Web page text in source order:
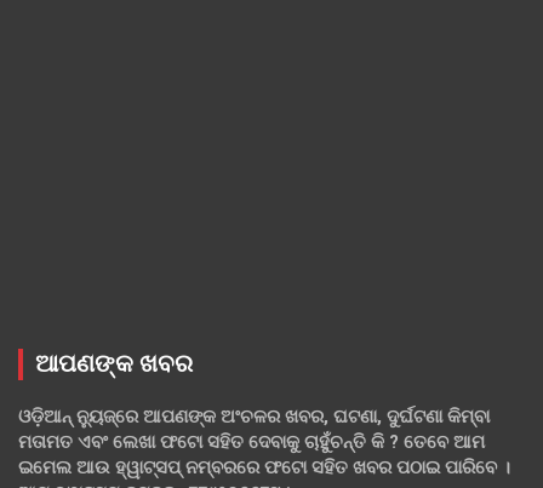
ଆପଣଙ୍କ ଖବର
ଓଡ଼ିଆନ୍ ନ୍ୟୁଜ୍‌ରେ ଆପଣଙ୍କ ଅଂଚଳର ଖବର, ଘଟଣା, ଦୁର୍ଘଟଣା କିମ୍ବା
ମତାମତ ଏବଂ ଲେଖା ଫଟୋ ସହିତ ଦେବାକୁ ଚାହୁଁଚନ୍ତି କି ? ତେବେ ଆମ
ଇମେଲ ଆଉ ହ୍ୱାଟ୍‌ସପ୍ ନମ୍ବରରେ ଫଟୋ ସହିତ ଖବର ପଠାଇ ପାରିବେ ।